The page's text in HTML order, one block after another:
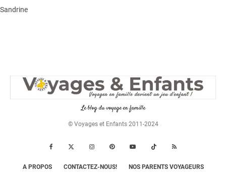
Sandrine
Le blog du voyage en famille
© Voyages et Enfants 2011-2024
A PROPOS CONTACTEZ-NOUS! NOS PARENTS VOYAGEURS